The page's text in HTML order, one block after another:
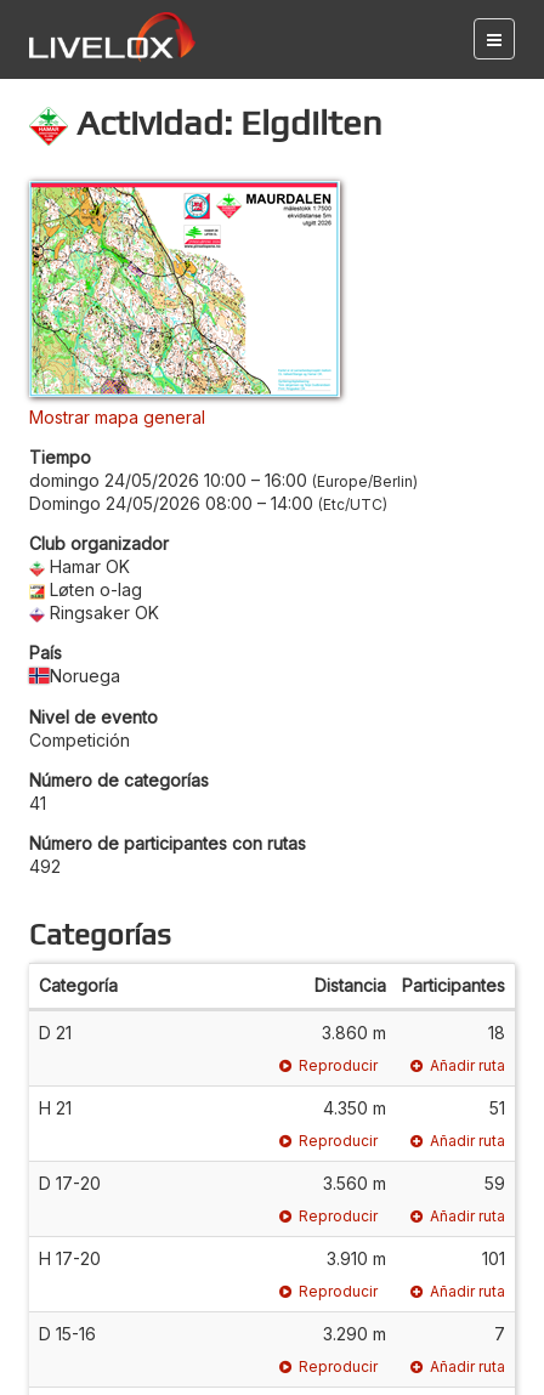
Actividad: Elgdilten
Mostrar mapa general
Tiempo
domingo 24/05/2026 10:00 – 16:00 Europe/Berlin
Domingo 24/05/2026 08:00 – 14:00 Etc/UTC
Club organizador
Hamar OK
Løten o-lag
Ringsaker OK
País
Noruega
Nivel de evento
Competición
Número de categorías
41
Número de participantes con rutas
492
Categorías
Categoría Distancia Participantes
D 21 3.860 m 18
Reproducir Añadir ruta
H 21 4.350 m 51
Reproducir Añadir ruta
D 17-20 3.560 m 59
Reproducir Añadir ruta
H 17-20 3.910 m 101
Reproducir Añadir ruta
D 15-16 3.290 m 7
Reproducir Añadir ruta